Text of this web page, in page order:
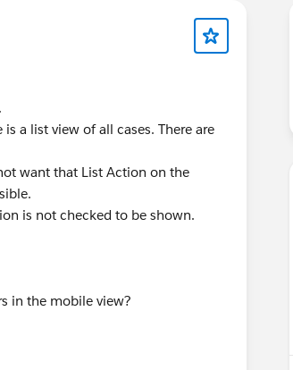
a list view of all cases. There are
want that List Action on the
is not checked to be shown.
in the mobile view?